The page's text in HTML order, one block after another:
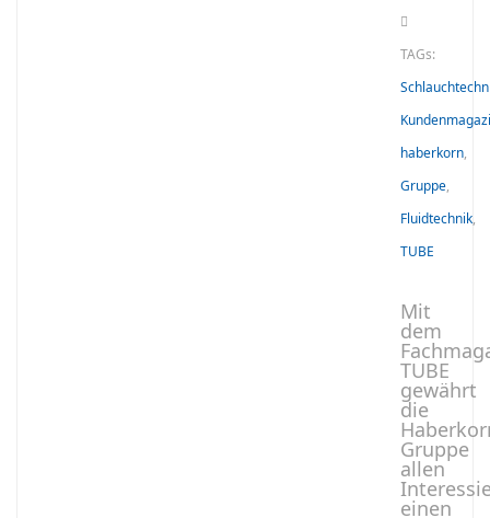
TAGs:
haberkorn,
Gruppe,
Fluidtechnik,
TUBE
Mit
dem
TUBE
gewährt
die
Gruppe
allen
einen